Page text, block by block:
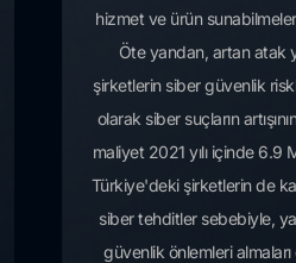
hizmet ve ürün
Öte yandan, artan atak
şirketlerin siber güvenlik
olarak siber suçların
maliyet 2021 yılı içinde 6.9
Türkiye'deki şirketlerin de
siber tehditler sebebiyle,
güvenlik önlemleri